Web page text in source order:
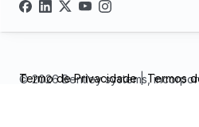
© 2026 Bentley systems,
Termo de Privacidade|Termos